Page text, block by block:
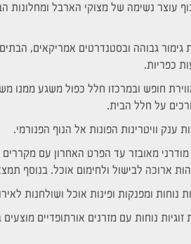
נוף עוצר נשימה של מצוקי הארבל
גימור גבוהה ובסטנדרטים אמריקאים, הבתים
כפריות.
חופש ובמרכזו חלל כפול משגע ממנו
על חלל הבית.
ענק וויטרינות הפונות אל הנוף הפנורמי.
מאובזר עד הפרט האחרון עם מקררים
ארוכה לבישול ולחימום אוכל. בנוסף
נוחות ומפנקות ופינות אוכל ושולחנות
נוחות עם מזרנים אורתופדיים